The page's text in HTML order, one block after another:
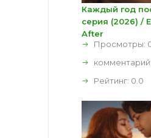
Каждый год
серия (2026) /
After
Просмотры:
комментарий:
Рейтинг: 0.0